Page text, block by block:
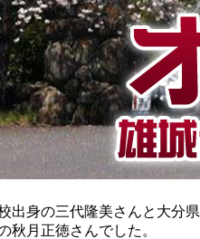
出身の三代隆美さんと大分県
秋月正徳さんでした。